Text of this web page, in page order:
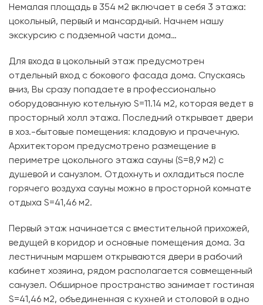
Немалая площадь в 354 м2 включает в себя 3 этажа:
цокольный, первый и мансардный. Начнем нашу
экскурсию с подземной части дома…
Для входа в цокольный этаж предусмотрен
отдельный вход с бокового фасада дома. Спускаясь
вниз, Вы сразу попадаете в профессионально
оборудованную котельную S=11.14 м2, которая ведет в
просторный холл этажа. Последний открывает двери
в хоз.-бытовые помещения: кладовую и прачечную.
Архитектором предусмотрено размещение в
периметре цокольного этажа сауны (S=8,9 м2) с
душевой и санузлом. Отдохнуть и охладиться после
горячего воздуха сауны можно в просторной комнате
отдыха S=41,46 м2.
Первый этаж начинается с вместительной прихожей,
ведущей в коридор и основные помещения дома. За
лестничным маршем открываются двери в рабочий
кабинет хозяина, рядом располагается совмещенный
санузел. Обширное пространство занимает гостиная
S=41,46 м2, объединенная с кухней и столовой в одно